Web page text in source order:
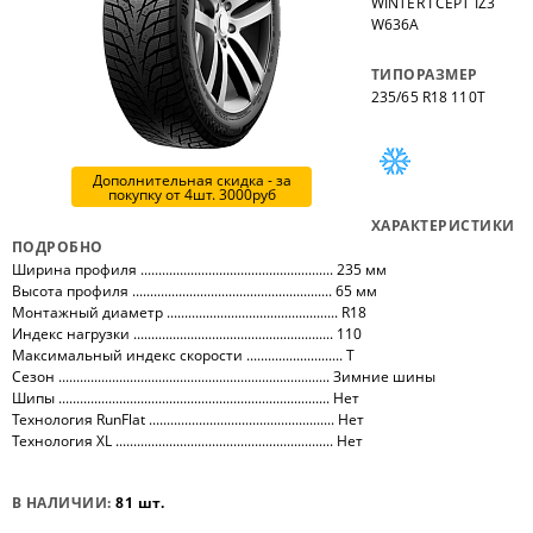
Дополнительная скидка - за
покупку от 4шт. 3000руб
W636A
ТИПОРАЗМЕР
235/65 R18 110T
ХАРАКТЕРИСТИКИ
ПОДРОБНО
Ширина профиля ...................................................... 235 мм
Высота профиля ........................................................ 65 мм
Монтажный диаметр ................................................ R18
Индекс нагрузки ........................................................ 110
Максимальный индекс скорости ........................... T
Сезон ............................................................................ Зимние шины
Шипы ............................................................................ Нет
Технология RunFlat .................................................... Нет
Технология XL ............................................................. Нет
В НАЛИЧИИ:81 шт.